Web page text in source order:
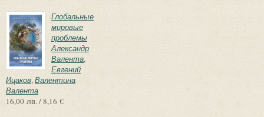
Глобальные
мировые
проблемы
Александр
Валента,
Евгений
Ицаков,Валентина
Валента
16,00 лв. / 8,16 €